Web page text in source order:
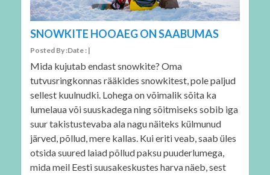
SNOWKITE HOOAEG ON SAABUMAS
Posted By :Date : |
Mida kujutab endast snowkite? Oma
tutvusringkonnas rääkides snowkitest, pole paljud
sellest kuulnudki. Lohega on võimalik sõita ka
lumelaua või suuskadega ning sõitmiseks sobib iga
suur takistustevaba ala nagu näiteks külmunud
järved, põllud, mere kallas. Kui eriti veab, saab üles
otsida suured laiad põllud paksu puuderlumega,
mida meil Eesti suusakeskustes harva näeb, sest